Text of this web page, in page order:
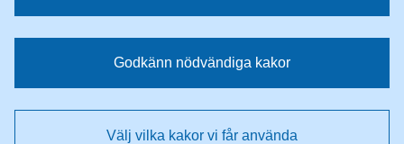
Godkänn nödvändiga kakor
Välj vilka kakor vi får använda